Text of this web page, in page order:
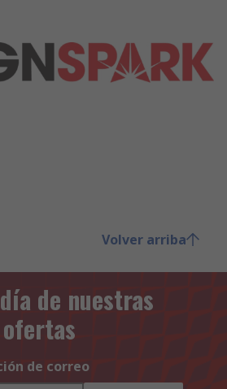
Volver arriba
de nuestras
de correo